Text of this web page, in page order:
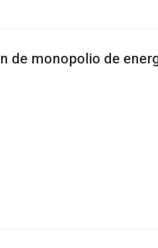
de monopolio de